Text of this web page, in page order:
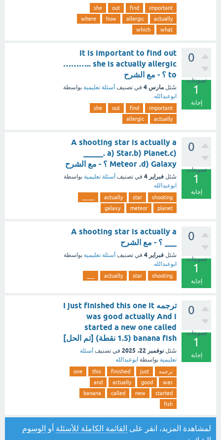
important
find
out
she
actually
allergic
how
where
what
which
0
تصويتات
1
إجابة
It is important to find out
……….. she is actually allergic
to ؟ - مع الشرح
سُئل مارس 4 في تصنيف أسئلة تعليمية بواسطة
ابوعبدالله
important
find
out
she
actually
allergic
0
تصويتات
1
إجابة
A shooting star is actually a
_____. a) Star.b) Planet.c)
Meteor .d) Galaxy ؟ - مع الشرح
سُئل فبراير 4 في تصنيف أسئلة تعليمية بواسطة
ابوعبدالله
shooting
star
actually
planet
meteor
galaxy
0
تصويتات
1
إجابة
A shooting star is actually a
___ ؟ - مع الشرح
سُئل فبراير 4 في تصنيف أسئلة تعليمية بواسطة
ابوعبدالله
shooting
star
actually
0
تصويتات
1
إجابة
ترجمه I just finished this one It
was good actually And i
started a new one called
banana fish (1.5 نقطة) [تم الحل]
سُئل نوفمبر 22، 2025 في تصنيف أسئلة
تعليمية بواسطة ابوعبدالله
ترجمه just
finished
this
one
was
good
actually
and
started
new
called
banana
fish
لمشاهدة المزيد، انقر على القائمة الكاملة للأسئلة أو الوسوم